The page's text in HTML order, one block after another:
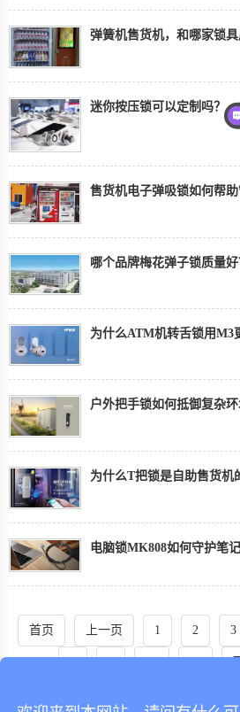
弹簧机售货机，和哪家锁具
迷你按压锁可以定制吗？
售货机电子弹吸锁如何帮
哪个品牌梅花弹子锁质量好
为什么ATM机转舌锁用M3
户外把手锁如何抵御复杂环
为什么T把锁是自助售货机
电脑锁MK808如何守护笔
首页 上一页 1 2 3